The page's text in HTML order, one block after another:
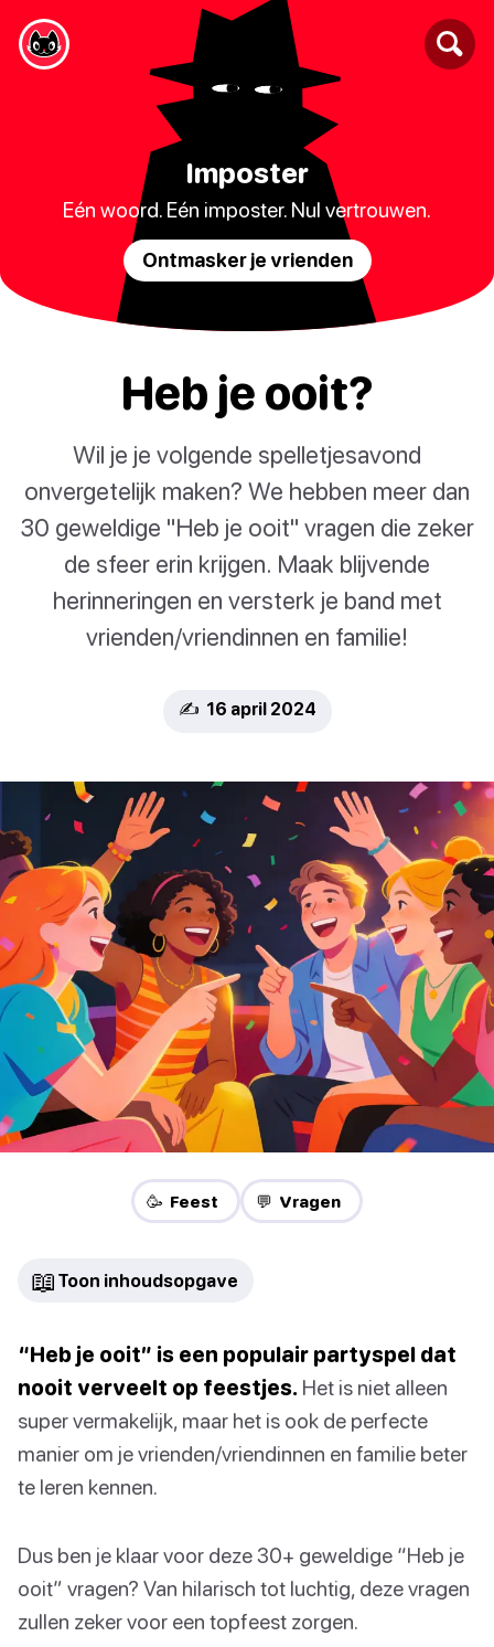
Imposter
Eén woord. Eén imposter. Nul vertrouwen.
Ontmasker je vrienden
Heb je ooit?
Wil je je volgende spelletjesavond
onvergetelijk maken? We hebben meer dan
30 geweldige "Heb je ooit" vragen die zeker
de sfeer erin krijgen. Maak blijvende
herinneringen en versterk je band met
vrienden/vriendinnen en familie!
✍️ 16 april 2024
🥳 Feest 💬 Vragen
📖 Toon inhoudsopgave
“Heb je ooit” is een populair partyspel dat
nooit verveelt op feestjes. Het is niet alleen
super vermakelijk, maar het is ook de perfecte
manier om je vrienden/vriendinnen en familie beter
te leren kennen.
Dus ben je klaar voor deze 30+ geweldige “Heb je
ooit” vragen? Van hilarisch tot luchtig, deze vragen
zullen zeker voor een topfeest zorgen.